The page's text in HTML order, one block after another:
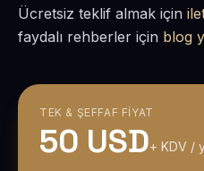
Ücretsiz teklif almak için
faydalı rehberler için blog
TEK & ŞEFFAF FIYAT
50 USD+ KDV /